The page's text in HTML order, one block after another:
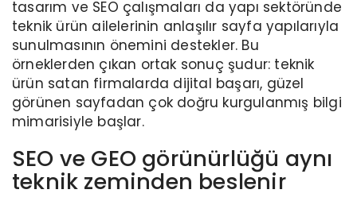
tasarım ve SEO çalışmaları da yapı sektöründe
teknik ürün ailelerinin anlaşılır sayfa yapılarıyla
sunulmasının önemini destekler. Bu
örneklerden çıkan ortak sonuç şudur: teknik
ürün satan firmalarda dijital başarı, güzel
görünen sayfadan çok doğru kurgulanmış bilgi
mimarisiyle başlar.
SEO ve GEO görünürlüğü aynı
teknik zeminden beslenir